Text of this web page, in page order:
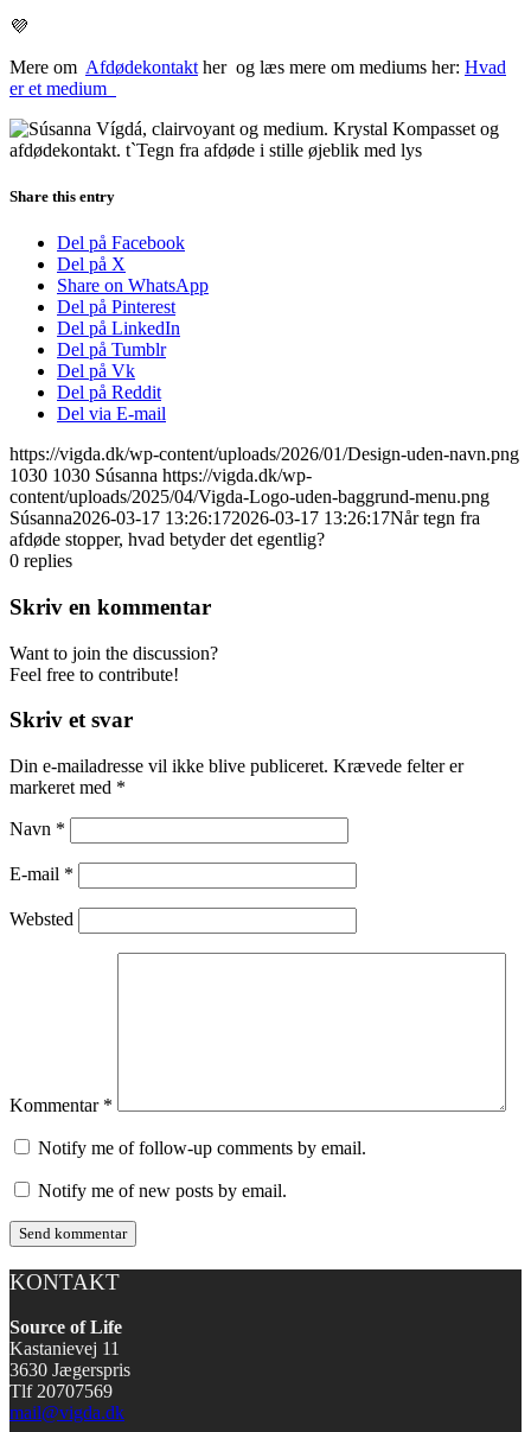
💜
Mere om Afdødekontakt her og læs mere om mediums her: Hvad
er et medium
Share this entry
Del på Facebook
Del på X
Share on WhatsApp
Del på Pinterest
Del på LinkedIn
Del på Tumblr
Del på Vk
Del på Reddit
Del via E-mail
https://vigda.dk/wp-content/uploads/2026/01/Design-uden-navn.png
1030 1030 Súsanna https://vigda.dk/wp-
content/uploads/2025/04/Vigda-Logo-uden-baggrund-menu.png
Súsanna2026-03-17 13:26:172026-03-17 13:26:17Når tegn fra
afdøde stopper, hvad betyder det egentlig?
0 replies
Skriv en kommentar
Want to join the discussion?
Feel free to contribute!
Skriv et svar
Din e-mailadresse vil ikke blive publiceret. Krævede felter er
markeret med *
Navn *
E-mail *
Websted
Kommentar *
Notify me of follow-up comments by email.
Notify me of new posts by email.
KONTAKT
Source of Life
Kastanievej 11
3630 Jægerspris
Tlf 20707569
mail@vigda.dk